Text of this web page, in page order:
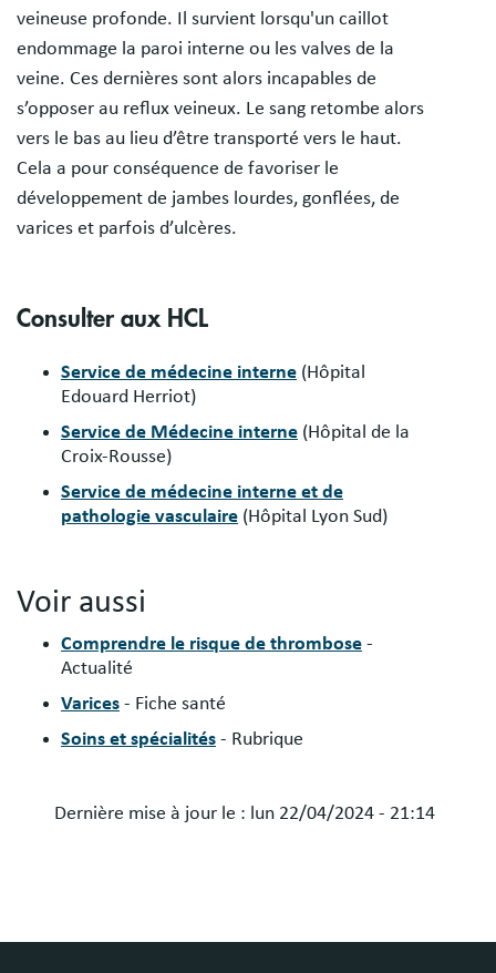
veineuse profonde. Il survient lorsqu'un caillot
endommage la paroi interne ou les valves de la
veine. Ces dernières sont alors incapables de
s’opposer au reflux veineux. Le sang retombe alors
vers le bas au lieu d’être transporté vers le haut.
Cela a pour conséquence de favoriser le
développement de jambes lourdes, gonflées, de
varices et parfois d’ulcères.
Consulter aux HCL
Service de médecine interne (Hôpital
Edouard Herriot)
Service de Médecine interne (Hôpital de la
Croix-Rousse)
Service de médecine interne et de
pathologie vasculaire (Hôpital Lyon Sud)
Voir aussi
Comprendre le risque de thrombose -
Actualité
Varices - Fiche santé
Soins et spécialités - Rubrique
Dernière mise à jour le : lun 22/04/2024 - 21:14